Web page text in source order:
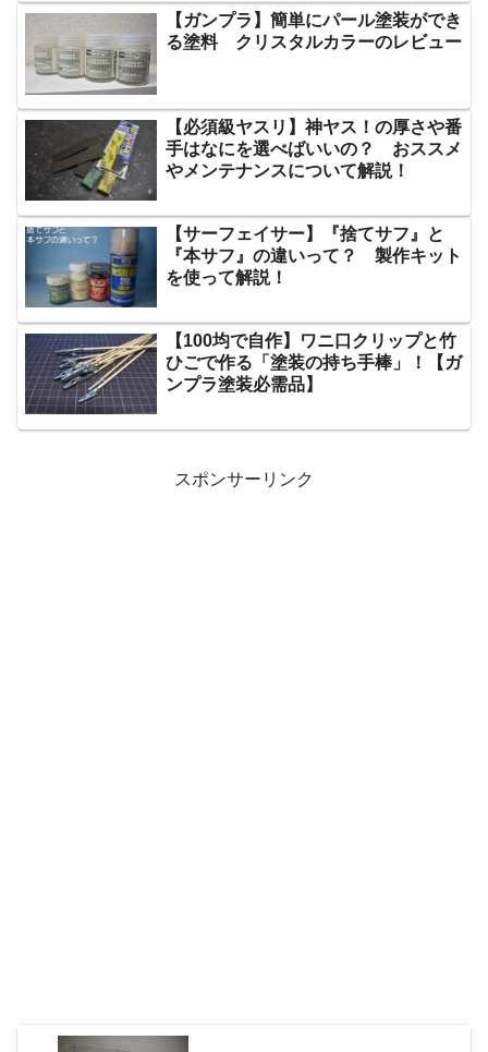
【ガンプラ】簡単にパール塗装ができ
る塗料 クリスタルカラーのレビュー
【必須級ヤスリ】神ヤス！の厚さや番
手はなにを選べばいいの？ おススメ
やメンテナンスについて解説！
【サーフェイサー】『捨てサフ』と
『本サフ』の違いって？ 製作キット
を使って解説！
【100均で自作】ワニ口クリップと竹
ひごで作る「塗装の持ち手棒」！【ガ
ンプラ塗装必需品】
スポンサーリンク